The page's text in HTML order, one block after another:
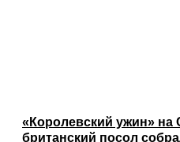
«Королевский ужин» на
британский посол